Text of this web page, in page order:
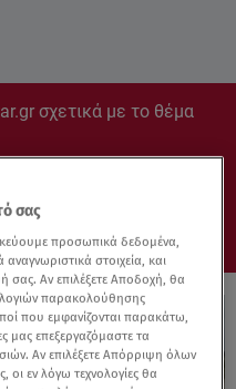
σχετικά με το θέμα
σας
προσωπικά δεδομένα,
στοιχεία, και
Αν επιλέξετε Αποδοχή, θα
παρακολούθησης
που εμφανίζονται παρακάτω,
μας επεξεργαζόμαστε τα
Αν επιλέξετε Απόρριψη όλων
εν λόγω τεχνολογίες θα